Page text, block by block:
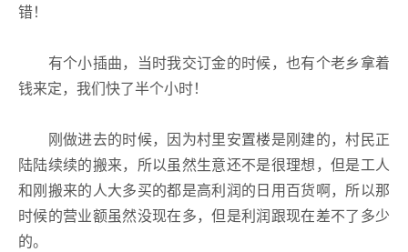
错！
有个小插曲，当时我交订金的时候，也有个老乡拿着
钱来定，我们快了半个小时！
刚做进去的时候，因为村里安置楼是刚建的，村民正
陆陆续续的搬来，所以虽然生意还不是很理想，但是工人
和刚搬来的人大多买的都是高利润的日用百货啊，所以那
时候的营业额虽然没现在多，但是利润跟现在差不了多少
的。